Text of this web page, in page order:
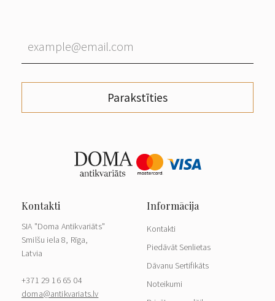
Parakstīties
SIA "Doma Antikvariāts"
Smilšu iela 8, Rīga,
Latvia
+371 29 16 65 04
doma@antikvariats.lv
Kontakti
Piedāvāt Senlietas
Dāvanu Sertifikāts
Noteikumi